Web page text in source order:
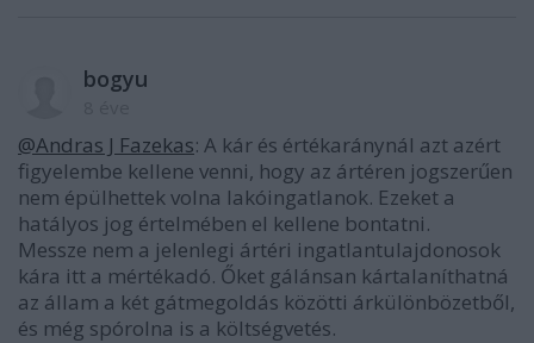
bogyu
@Andras J Fazekas: A kár és értékaránynál azt azért
figyelembe kellene venni, hogy az ártéren jogszerűen
nem épülhettek volna lakóingatlanok. Ezeket a
hatályos jog értelmében el kellene bontatni.
Messze nem a jelenlegi ártéri ingatlantulajdonosok
kára itt a mértékadó. Őket gálánsan kártalaníthatná
az állam a két gátmegoldás közötti árkülönbözetből,
és még spórolna is a költségvetés.